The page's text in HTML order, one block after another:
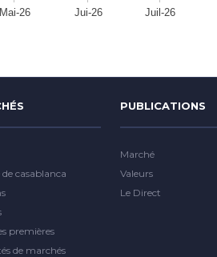
Mai-26 Jui-26 Juil-26
de casablanca
premières
de marchés
PUBLICATIONS
Marché
Valeurs
Le Direct